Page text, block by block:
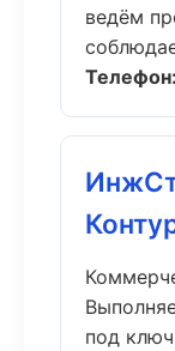
ведём
Телефон:
под